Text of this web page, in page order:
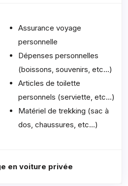
Assurance voyage
personnelle
Dépenses personnelles
(boissons, souvenirs, etc…)
Articles de toilette
personnels (serviette, etc…)
Matériel de trekking (sac à
dos, chaussures, etc…)
en voiture privée